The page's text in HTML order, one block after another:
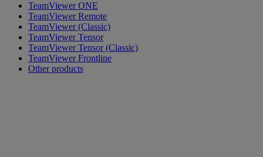
TeamViewer ONE
TeamViewer Remote
TeamViewer (Classic)
TeamViewer Tensor
TeamViewer Tensor (Classic)
TeamViewer Frontline
Other products